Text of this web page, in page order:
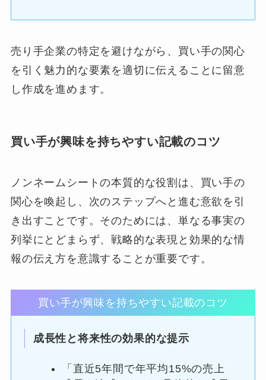
売り手企業の特定を避けながら、買い手の関心
を引く魅力的な要素を適切に伝えることに留意
し作成を進めます。
買い手が興味を持ちやすい記載のコツ
ノンネームシートの本質的な役割は、買い手の
関心を喚起し、次のステップへと進む意欲を引
き出すことです。そのためには、単なる事実の
列挙にとどまらず、戦略的な表現と効果的な情
報の伝え方を意識することが重要です。
買い手が興味を持ちやすい記載のコツ
成長性と将来性の効果的な提示
「直近5年間で年平均15%の売上